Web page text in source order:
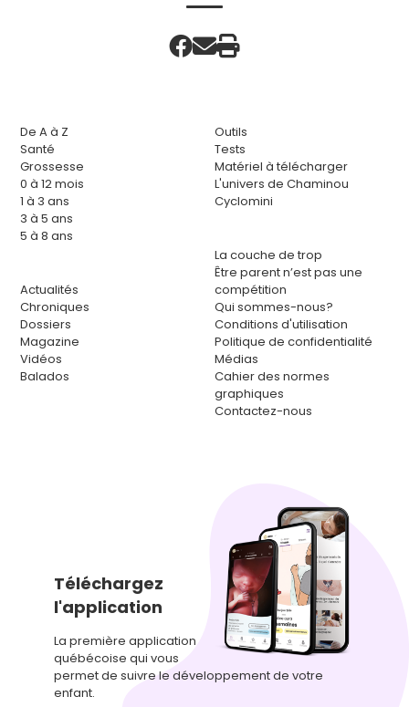
De A à Z
Santé
Grossesse
0 à 12 mois
1 à 3 ans
3 à 5 ans
5 à 8 ans
Actualités
Chroniques
Dossiers
Magazine
Vidéos
Balados
Outils
Tests
Matériel à télécharger
L'univers de Chaminou
Cyclomini
La couche de trop
Être parent n’est pas une
compétition
Qui sommes-nous?
Conditions d'utilisation
Politique de confidentialité
Médias
Cahier des normes
graphiques
Contactez-nous
Téléchargez
l'application
La première application
québécoise qui vous
permet de suivre le développement de votre
enfant.